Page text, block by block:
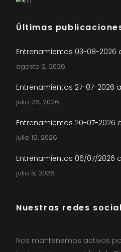
Últimas
Entrenamientos 03-08-2026
agosto 2, 2026
Entrenamientos 27-07-2026
julio 26, 2026
Entrenamientos 20-07-2026
julio 19, 2026
Entrenamientos 06/07/2026
julio 5, 2026
Nuestras redes
Nos mantenemos activos